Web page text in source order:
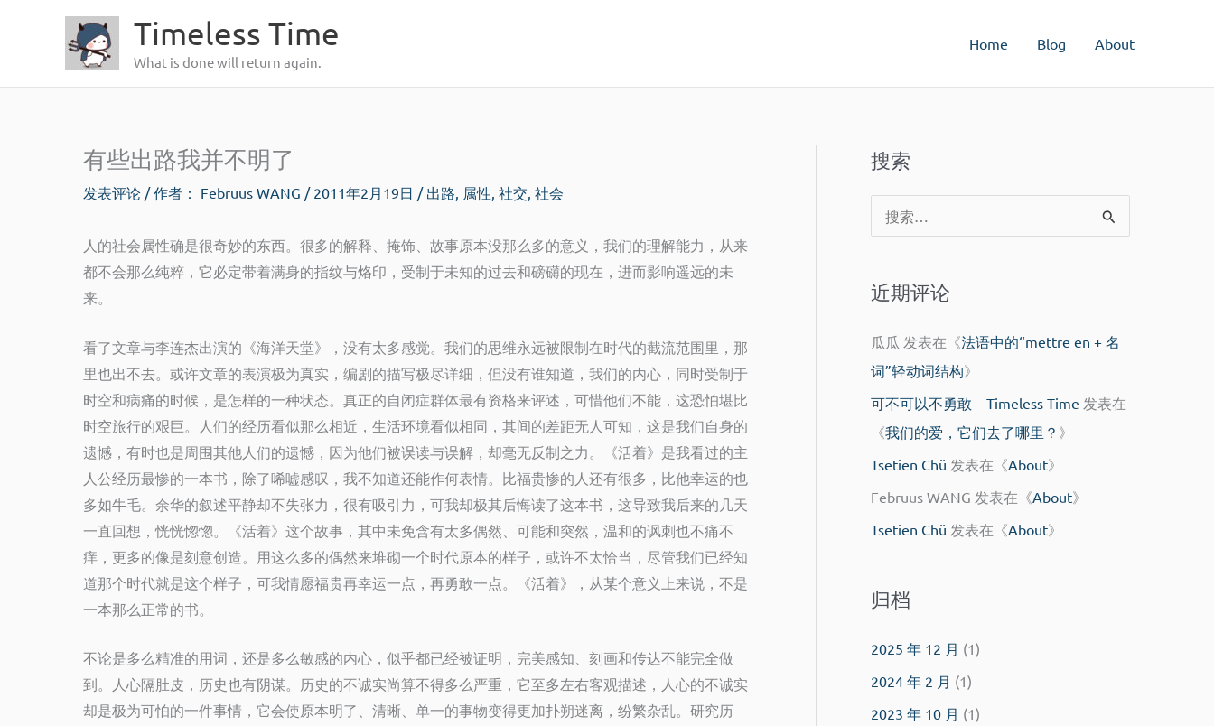
容
Timeless Time
What is done will return again.
Home Blog About
有些出路我并不明了
发表评论 / 作者： Februus WANG / 2011年2月19日 / 出路, 属性, 社交, 社会
人的社会属性确是很奇妙的东西。很多的解释、掩饰、故事原本没那么多的意义，我们的理解能力，从来
都不会那么纯粹，它必定带着满身的指纹与烙印，受制于未知的过去和磅礴的现在，进而影响遥远的未
来。
看了文章与李连杰出演的《海洋天堂》，没有太多感觉。我们的思维永远被限制在时代的截流范围里，那
里也出不去。或许文章的表演极为真实，编剧的描写极尽详细，但没有谁知道，我们的内心，同时受制于
时空和病痛的时候，是怎样的一种状态。真正的自闭症群体最有资格来评述，可惜他们不能，这恐怕堪比
时空旅行的艰巨。人们的经历看似那么相近，生活环境看似相同，其间的差距无人可知，这是我们自身的
遗憾，有时也是周围其他人们的遗憾，因为他们被误读与误解，却毫无反制之力。
《活着》是我看过的主
人公经历最惨的一本书，除了唏嘘感叹，我不知道还能作何表情。比福贵惨的人还有很多，比他幸运的也
多如牛毛。余华的叙述平静却不失张力，很有吸引力，可我却极其后悔读了这本书，这导致我后来的几天
一直回想，恍恍惚惚。《活着》这个故事，其中未免含有太多偶然、可能和突然，温和的讽刺也不痛不
痒，更多的像是刻意创造。用这么多的偶然来堆砌一个时代原本的样子，或许不太恰当，尽管我们已经知
道那个时代就是这个样子，可我情愿福贵再幸运一点，再勇敢一点。《活着》，从某个意义上来说，不是
一本那么正常的书。
不论是多么精准的用词，还是多么敏感的内心，似乎都已经被证明，完美感知、刻画和传达不能完全做
到。人心隔肚皮，历史也有阴谋。历史的不诚实尚算不得多么严重，它至多左右客观描述，人心的不诚实
却是极为可怕的一件事情，它会使原本明了、清晰、单一的事物变得更加扑朔迷离，纷繁杂乱。研究历
搜索
索
近期评论
瓜瓜 发表在《法语中的“mettre en + 名
词”轻动词结构》
可不可以不勇敢 – Timeless Time 发表在
《我们的爱，它们去了哪里？ 》
Tsetien Chü 发表在《About》
Februus WANG 发表在《About》
Tsetien Chü 发表在《About》
归档
2025 年 12 月 (1)
2024 年 2 月 (1)
2023 年 10 月 (1)